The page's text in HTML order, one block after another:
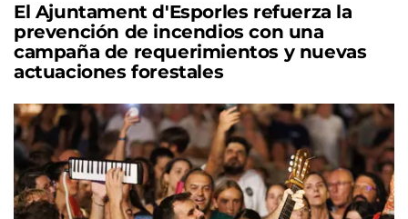
El Ajuntament d'Esporles refuerza la
prevención de incendios con una
campaña de requerimientos y nuevas
actuaciones forestales